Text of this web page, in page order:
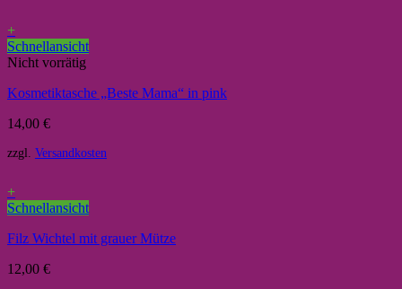
+
Schnellansicht
Nicht vorrätig
Kosmetiktasche „Beste Mama“ in pink
14,00 €
zzgl. Versandkosten
+
Schnellansicht
Filz Wichtel mit grauer Mütze
12,00 €